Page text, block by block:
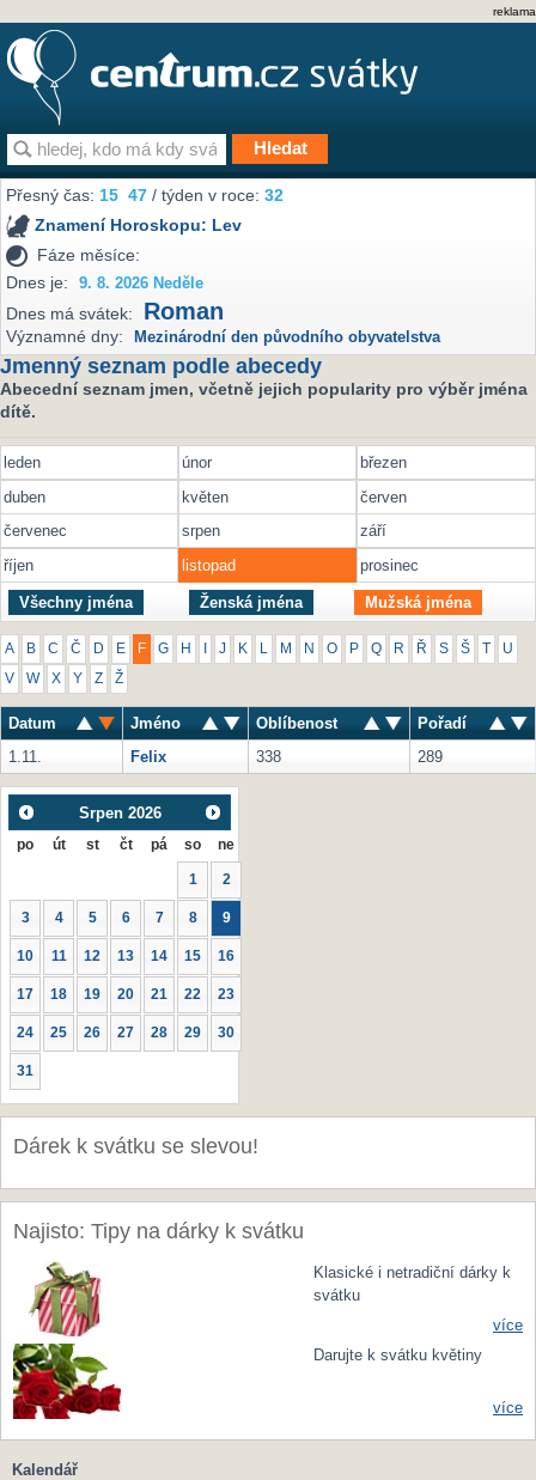
reklama
Přesný čas:15 47 / týden v roce:32
Znamení Horoskopu: Lev
Fáze měsíce:
Dnes je:
9. 8. 2026 Neděle
Dnes má svátek: Roman
Významné dny: Mezinárodní den původního obyvatelstva
Jmenný seznam podle abecedy
Abecední seznam jmen, včetně jejich popularity pro výběr jména
dítě.
leden únor
březen
duben
květen
červen
červenec
srpen
září
říjen
listopad prosinec
Všechny jména Ženská jména Mužská jména
A B C Č D E F G H J K M N O P Q R Ř S Š U
V W X Y Z Ž
Datum Jméno Oblíbenost
Pořadí
1.11.
Felix 338 289
Srpen 2026
po út st čt pá so ne
1 2
3 4 5 6 7 8 9
10 11 12 13 14 15 16
17 18 19 20 21 22 23
24 25 26 27 28 29 30
31
Dárek k svátku se slevou!
Najisto: Tipy na dárky k svátku
Klasické i netradiční dárky k
svátku
více
Darujte k svátku květiny
více
Kalendář